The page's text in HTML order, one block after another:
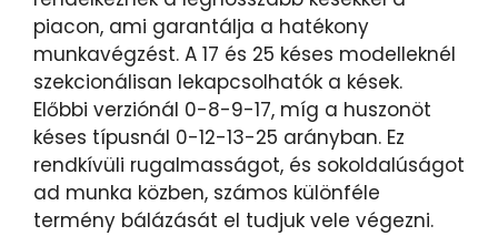
piacon, ami garantálja a hatékony
munkavégzést. A 17 és 25 késes modelleknél
szekcionálisan lekapcsolhatók a kések.
Előbbi verziónál 0-8-9-17, míg a huszonöt
késes típusnál 0-12-13-25 arányban. Ez
rendkívüli rugalmasságot, és sokoldalúságot
ad munka közben, számos különféle
termény bálázását el tudjuk vele végezni.